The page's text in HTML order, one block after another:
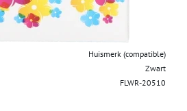
Huismerk (compatible)
Zwart
FLWR-20510